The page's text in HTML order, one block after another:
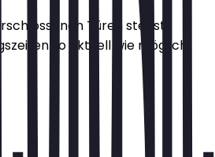
Türen stehst,
so aktuell wie möglich.